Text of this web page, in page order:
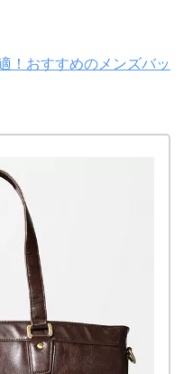
！おすすめのメンズバッ